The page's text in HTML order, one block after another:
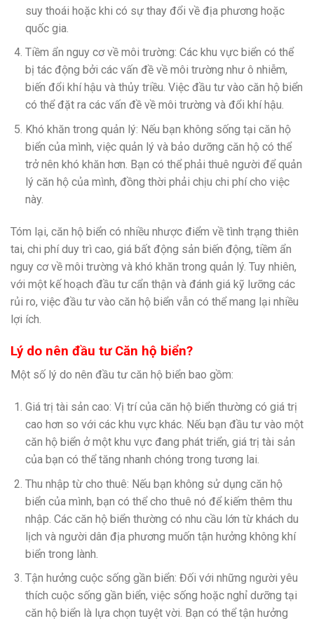
suy thoái hoặc khi có sự thay đổi về địa phương hoặc
quốc gia.
Tiềm ẩn nguy cơ về môi trường: Các khu vực biển có thể
bị tác động bởi các vấn đề về môi trường như ô nhiễm,
biến đổi khí hậu và thủy triều. Việc đầu tư vào căn hộ biển
có thể đặt ra các vấn đề về môi trường và đổi khí hậu.
Khó khăn trong quản lý: Nếu bạn không sống tại căn hộ
biển của mình, việc quản lý và bảo dưỡng căn hộ có thể
trở nên khó khăn hơn. Bạn có thể phải thuê người để quản
lý căn hộ của mình, đồng thời phải chịu chi phí cho việc
này.
Tóm lại, căn hộ biển có nhiều nhược điểm về tình trạng thiên
tai, chi phí duy trì cao, giá bất động sản biến động, tiềm ẩn
nguy cơ về môi trường và khó khăn trong quản lý. Tuy nhiên,
với một kế hoạch đầu tư cẩn thận và đánh giá kỹ lưỡng các
rủi ro, việc đầu tư vào căn hộ biển vẫn có thể mang lại nhiều
lợi ích.
Lý do nên đầu tư Căn hộ biển?
Một số lý do nên đầu tư căn hộ biển bao gồm:
Giá trị tài sản cao: Vị trí của căn hộ biển thường có giá trị
cao hơn so với các khu vực khác. Nếu bạn đầu tư vào một
căn hộ biển ở một khu vực đang phát triển, giá trị tài sản
của bạn có thể tăng nhanh chóng trong tương lai.
Thu nhập từ cho thuê: Nếu bạn không sử dụng căn hộ
biển của mình, bạn có thể cho thuê nó để kiếm thêm thu
nhập. Các căn hộ biển thường có nhu cầu lớn từ khách du
lịch và người dân địa phương muốn tận hưởng không khí
biển trong lành.
Tận hưởng cuộc sống gần biển: Đối với những người yêu
thích cuộc sống gần biển, việc sống hoặc nghỉ dưỡng tại
căn hộ biển là lựa chọn tuyệt vời. Bạn có thể tận hưởng